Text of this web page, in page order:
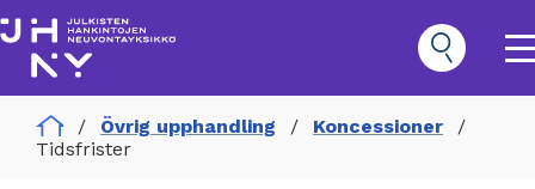
till
huvudinnehåll
Hankinnat
Home Övrig upphandling
Koncessioner
Tidsfrister